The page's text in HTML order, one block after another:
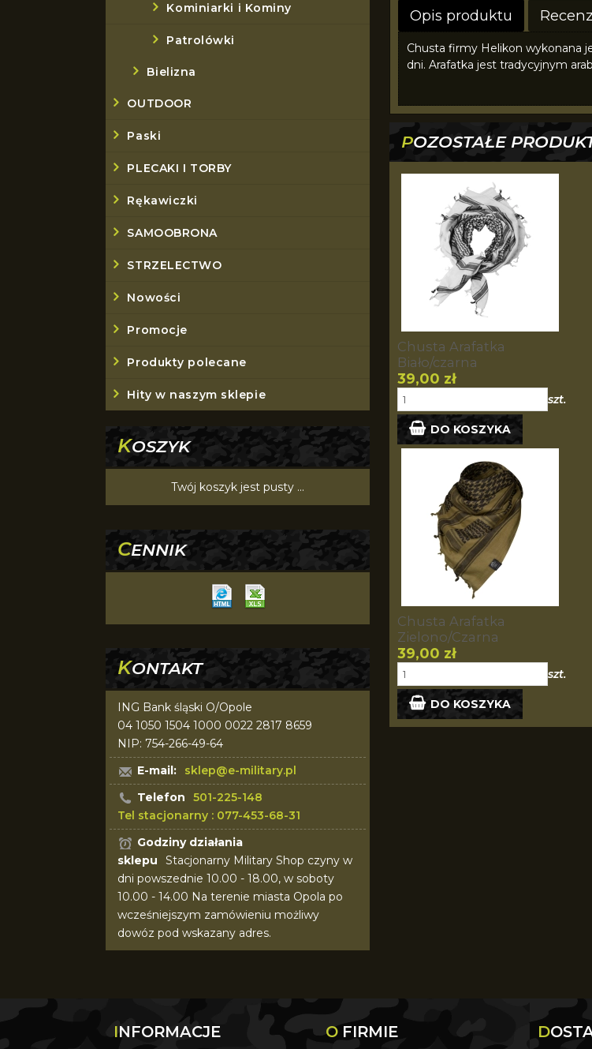
Kominiarki i Kominy
Patrolówki
Bielizna
OUTDOOR
Paski
PLECAKI I TORBY
Rękawiczki
SAMOOBRONA
STRZELECTWO
Nowości
Promocje
Produkty polecane
Hity w naszym sklepie
KOSZYK
Twój koszyk jest pusty ...
CENNIK
KONTAKT
ING Bank śląski O/Opole
04 1050 1504 1000 0022 2817 8659
NIP: 754-266-49-64
E-mail:
sklep@e-military.pl
Telefon
501-225-148
Tel stacjonarny : 077-453-68-31
Godziny działania
sklepu
Stacjonarny Military Shop czyny w
dni powszednie 10.00 - 18.00, w soboty
10.00 - 14.00 Na terenie miasta Opola po
wcześniejszym zamówieniu możliwy
dowóz pod wskazany adres.
Opis produktu
Chusta firmy Helikon wykonana
dni. Arafatka jest tradycyjnym
POZOSTAŁE
Chusta Arafatka
Biało/czarna
39,00 zł
szt.
DO KOSZYKA
Chusta Arafatka
Zielono/Czarna
39,00 zł
szt.
DO KOSZYKA
INFORMACJE O FIRMIE